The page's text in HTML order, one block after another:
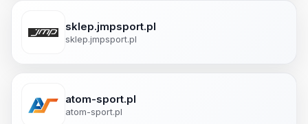
sklep.jmpsport.pl
sklep.jmpsport.pl
atom-sport.pl
atom-sport.pl